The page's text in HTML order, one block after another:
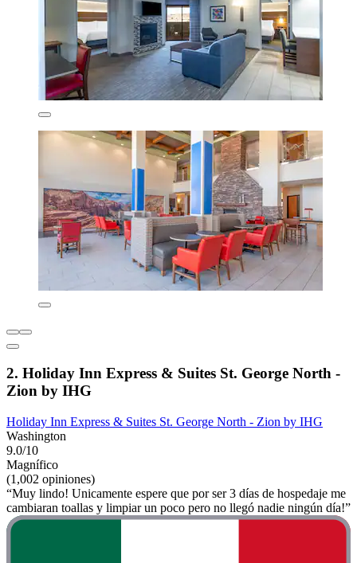
2. Holiday Inn Express & Suites St. George North -
Zion by IHG
Holiday Inn Express & Suites St. George North - Zion by IHG
Washington
9.0/10
Magnífico
(1,002 opiniones)
“Muy lindo! Unicamente espere que por ser 3 días de hospedaje me
cambiaran toallas y limpiar un poco pero no llegó nadie ningún día!”